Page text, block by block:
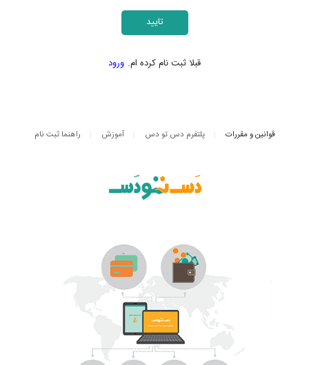
تایید
قبلا ثبت نام کرده ام. ورود
قوانین و مقررات پلتفرم دس تو دس آموزش راهنما ثبت نام